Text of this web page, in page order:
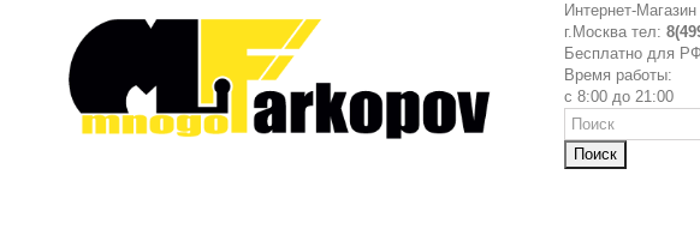
Интернет-
г.Москва тел:
Бесплатно для
Время работы:
с 8:00 до 21:00
Поиск